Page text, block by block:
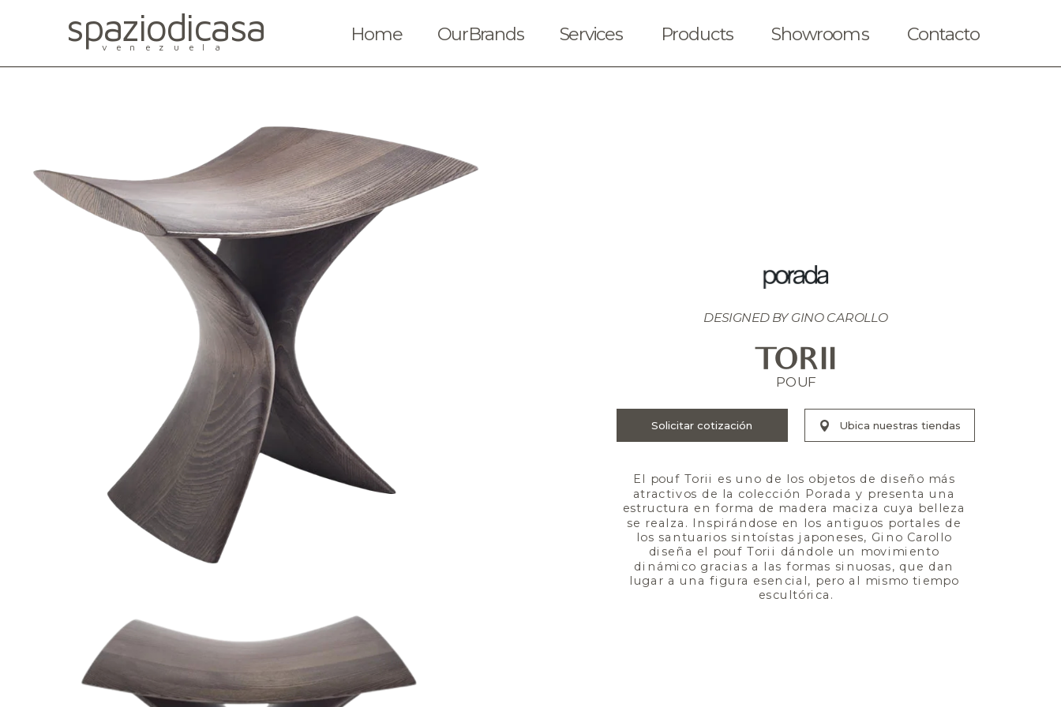
Ubica nuestras tiendasDESIGNED BY GINO CAROLLO
TORII
POUF
El pouf Torii es uno de los objetos de diseño más
atractivos de la colección Porada y presenta una
estructura en forma de madera maciza cuya belleza
se realza. Inspirándose en los antiguos portales de
los santuarios sintoístas japoneses, Gino Carollo
diseña el pouf Torii dándole un movimiento
dinámico gracias a las formas sinuosas, que dan
lugar a una figura esencial, pero al mismo tiempo
escultórica.
Home OurBrands Services Products Showrooms Contacto
spaziodicasa
venezuela